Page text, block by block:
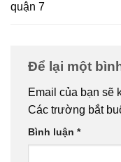
quận 7
Để lại một
Email của bạn sẽ
Các trường bắt
Bình luận *